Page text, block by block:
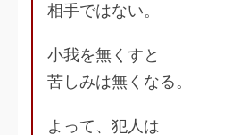
相手ではない。
小我を無くすと
苦しみは無くなる。
よって、犯人は